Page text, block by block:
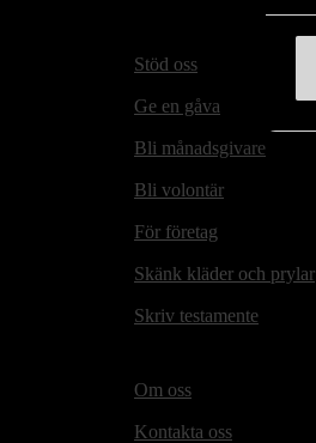
Stöd oss
Ge en gåva
Bli månadsgivare
Bli volontär
För företag
Skänk kläder och prylar
Skriv testamente
Om oss
Kontakta oss